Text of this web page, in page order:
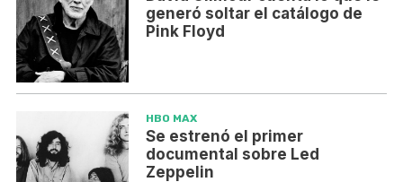
generó soltar el catálogo de
Pink Floyd
HBO MAX
Se estrenó el primer
documental sobre Led
Zeppelin